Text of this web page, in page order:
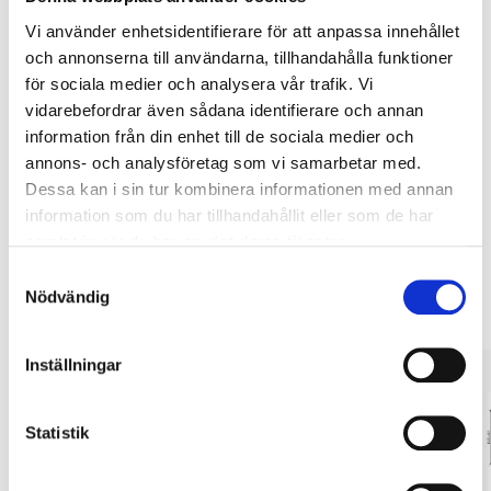
Vi använder enhetsidentifierare för att anpassa innehållet
och annonserna till användarna, tillhandahålla funktioner
för sociala medier och analysera vår trafik. Vi
vidarebefordrar även sådana identifierare och annan
information från din enhet till de sociala medier och
annons- och analysföretag som vi samarbetar med.
Dessa kan i sin tur kombinera informationen med annan
information som du har tillhandahållit eller som de har
Nödvändig
Inställningar
Statistik
Köp & Hämta
Köp & Hämta i ditt varuhus inom 2 timmar! För mer information om
tjänsten och våra villkor.
LÄS MER